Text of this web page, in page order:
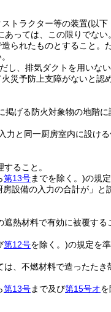
トラクター等の装置(以下
っては、この限りでない。
られたものとすること。
し、排気ダクトを用いな
災予防上支障がないと認
掲げる防火対象物の地階
力と同一厨房室内に設け
ること。
第13号までを除く。)の規
設備の入力の合計が」と
熱材料で有効に被覆する
第12号を除く。)の規定を準
、不燃材料で造ったたき
第13号まで及び第15号オ